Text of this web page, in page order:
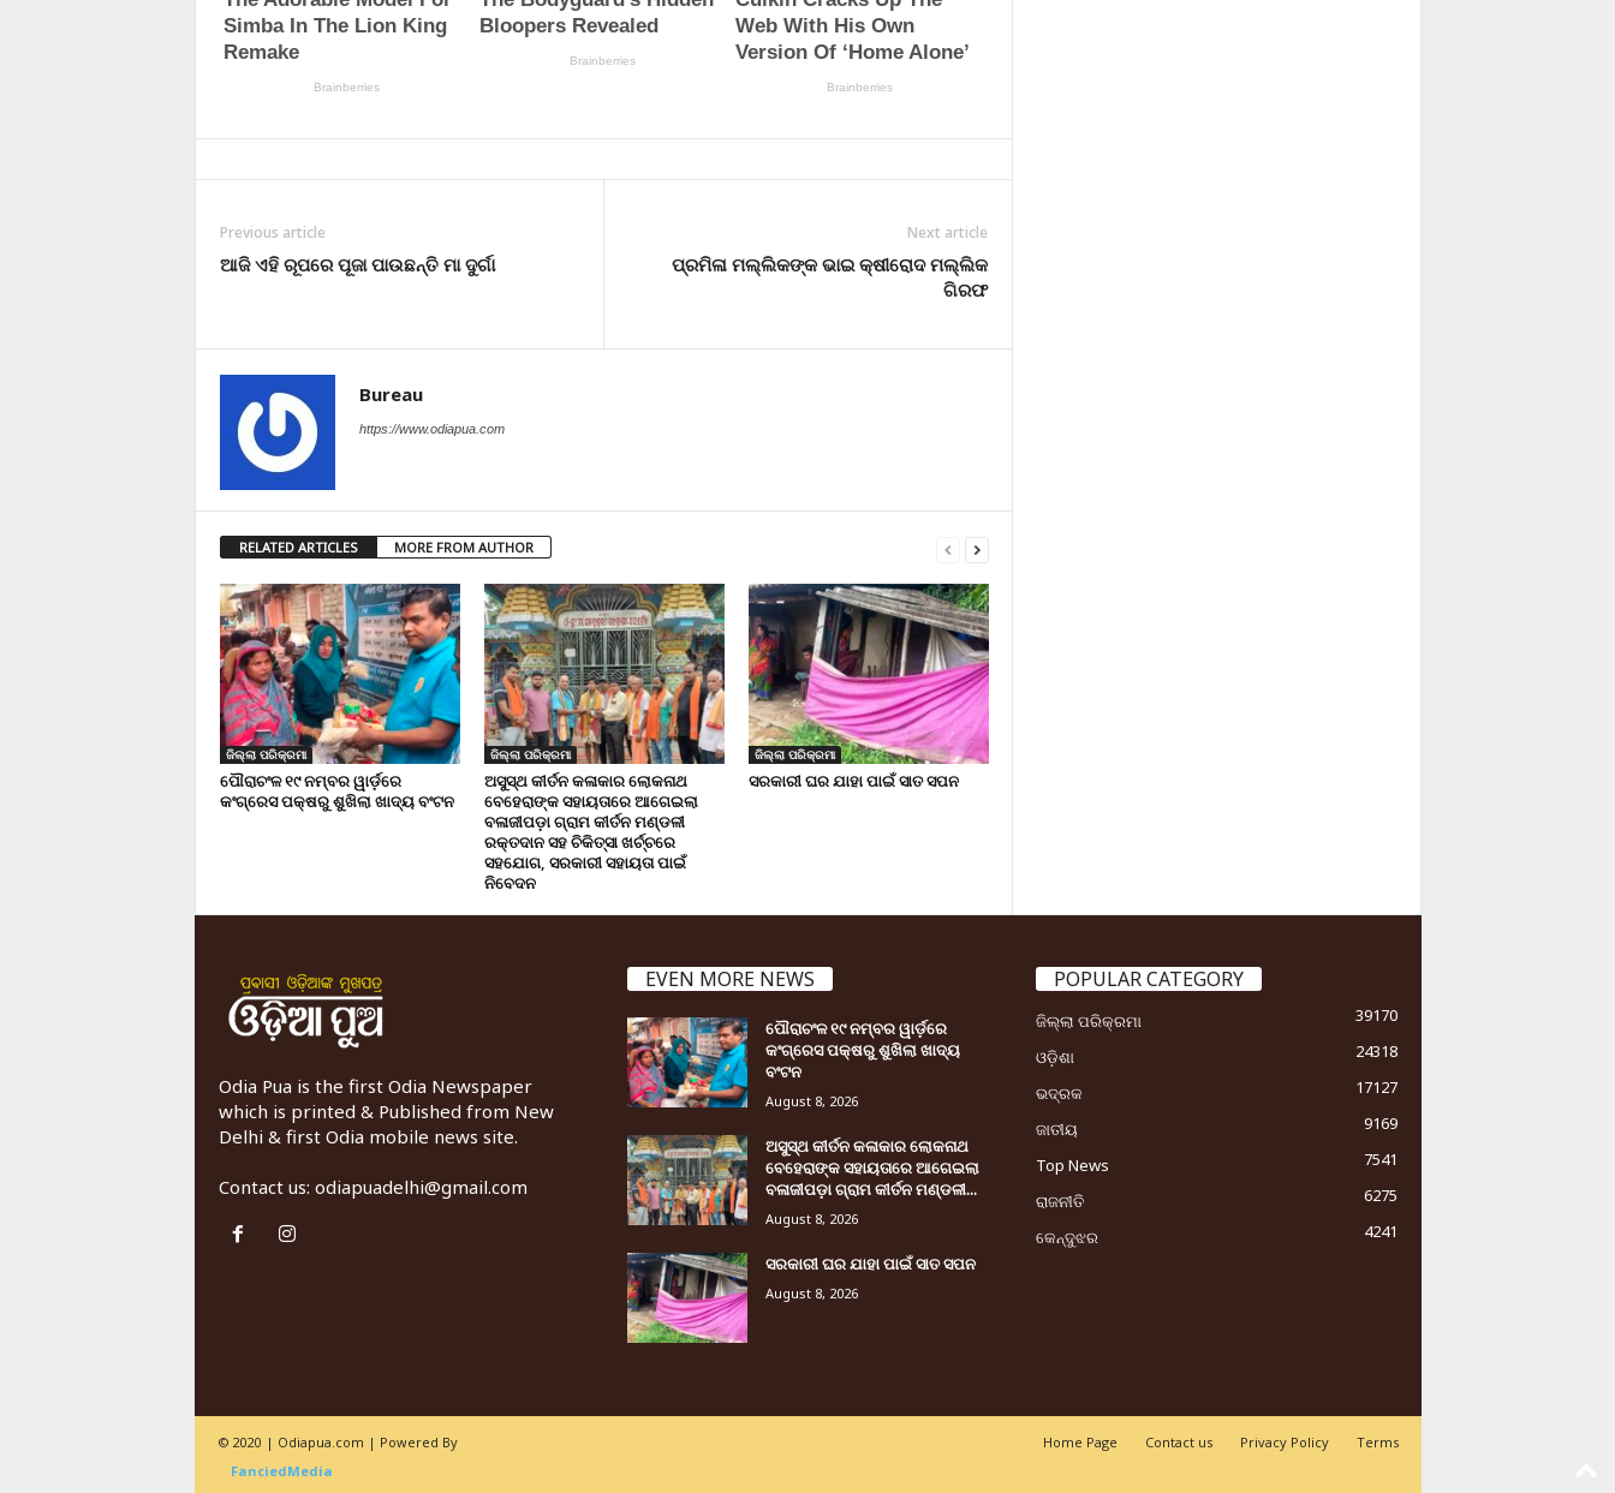
Previous article
ଆଜି ଏହି ରୂପରେ ପୂଜା ପାଉଛନ୍ତି ମା ଦୁର୍ଗା
Next article
ପ୍ରମିଳା ମଲ୍ଲିକଙ୍କ ଭାଇ କ୍ଷୀରୋଦ ମଲ୍ଲିକ
ଗିରଫ
Bureau
https://www.odiapua.com
RELATED ARTICLES MORE FROM AUTHOR
ଜିଲ୍ଲା ପରିକ୍ରମା
ପୌରାଚଂଳ ୧୯ ନମ୍ବର ୱାର୍ଡ଼ରେ
କଂଗ୍ରେସ ପକ୍ଷରୁ ଶୁଖିଲା ଖାଦ୍ୟ ବଂଟନ
ଜିଲ୍ଲା ପରିକ୍ରମା
ଅସୁସ୍ଥ କୀର୍ତନ କଳାକାର ଲୋକନାଥ
ବେହେରାଙ୍କ ସହାୟତାରେ ଆଗେଇଲା
ବଳାଜୀପଡ଼ା ଗ୍ରାମ କୀର୍ତନ ମଣ୍ଡଳୀ
ରକ୍ତଦାନ ସହ ଚିକିତ୍ସା ଖର୍ଚ୍ଚରେ
ସହଯୋଗ, ସରକାରୀ ସହାୟତା ପାଇଁ
ନିବେଦନ
ଜିଲ୍ଲା ପରିକ୍ରମା
ସରକାରୀ ଘର ଯାହା ପାଇଁ ସାତ ସପନ
Odia Pua is the first Odia Newspaper
which is printed & Published from New
Delhi & first Odia mobile news site.
Contact us: odiapuadelhi@gmail.com
EVEN MORE NEWS
ପୌରାଚଂଳ ୧୯ ନମ୍ବର ୱାର୍ଡ଼ରେ
କଂଗ୍ରେସ ପକ୍ଷରୁ ଶୁଖିଲା ଖାଦ୍ୟ
ବଂଟନ
August 8, 2026
ଅସୁସ୍ଥ କୀର୍ତନ କଳାକାର ଲୋକନାଥ
ବେହେରାଙ୍କ ସହାୟତାରେ ଆଗେଇଲା
ବଳାଜୀପଡ଼ା ଗ୍ରାମ କୀର୍ତନ ମଣ୍ଡଳୀ...
August 8, 2026
ସରକାରୀ ଘର ଯାହା ପାଇଁ ସାତ ସପନ
August 8, 2026
POPULAR CATEGORY
ଜିଲ୍ଲା ପରିକ୍ରମା
39170
ଓଡ଼ିଶା
24318
ଭଦ୍ରକ
17127
ଜାତୀୟ
9169
Top News
7541
ରାଜନୀତି
6275
କେନ୍ଦୁଝର
4241
Home Page Contact us Privacy Policy Terms
© 2020 | Odiapua.com | Powered By
FanciedMedia